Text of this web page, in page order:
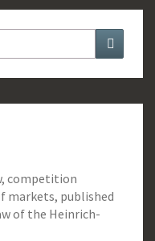
Search
competition
markets, published
of the Heinrich-